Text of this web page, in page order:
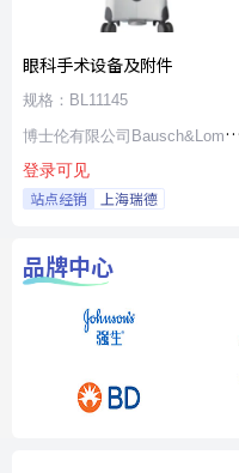
眼科手术设备及附件
规格：BL11145
博士伦有限公司Bausch&Lomb
Incorporated
登录可见
站点经销 上海瑞德
品牌中心